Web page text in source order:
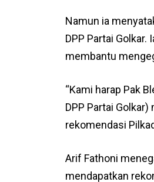
Namun ia
DPP Partai Golkar.
membantu
“Kami harap Pak
DPP Partai
rekomendasi
Arif Fathoni
mendapatkan